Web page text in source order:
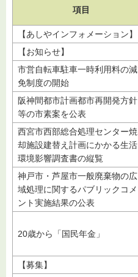
項目
【あしやインフォメーション】
【お知らせ】
市営自転車駐車一時利用料の減
免制度の開始
阪神間都市計画都市再開発方針
等の市素案を公表
西宮市西部総合処理センター焼
却施設建替え計画にかかる生活
環境影響調査書の縦覧
神戸市・芦屋市一般廃棄物の広
域処理に関するパブリックコメ
ント実施結果の公表
20歳から「国民年金」
【募集】